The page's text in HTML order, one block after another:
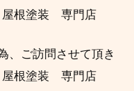
根塗装 専門店
ご訪問させて頂き
根塗装 専門店